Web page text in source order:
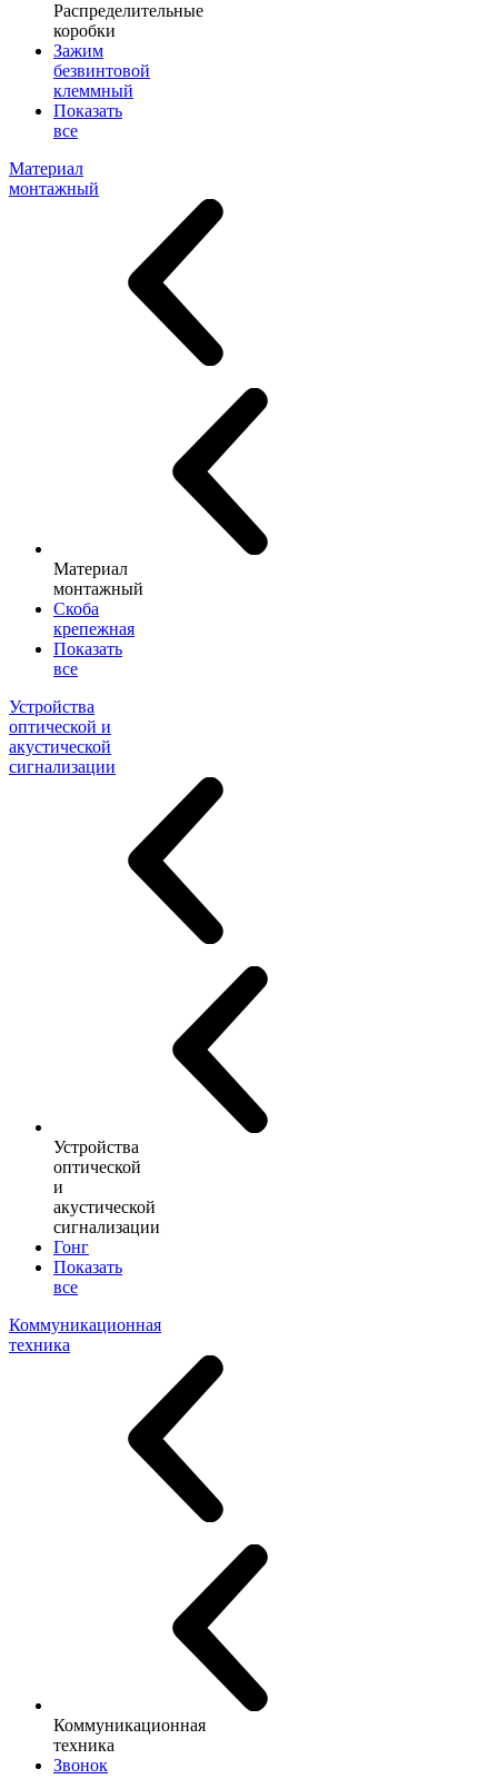
Распределительные
коробки
Зажим
безвинтовой
клеммный
Показать
все
Материал
монтажный
Материал
монтажный
Скоба
крепежная
Показать
все
Устройства
оптической и
акустической
сигнализации
Устройства
оптической
и
акустической
сигнализации
Гонг
Показать
все
Коммуникационная
техника
Коммуникационная
техника
Звонок